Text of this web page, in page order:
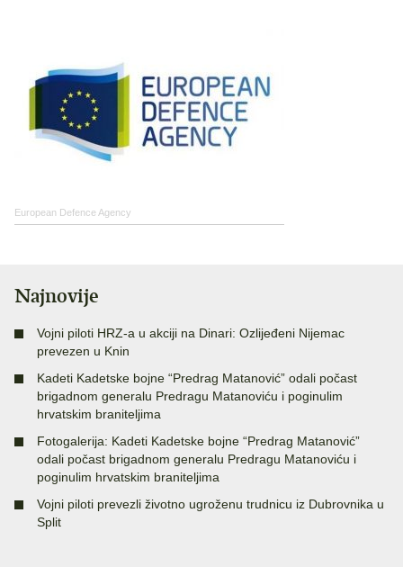
European Defence Agency
Najnovije
Vojni piloti HRZ-a u akciji na Dinari: Ozlijeđeni Nijemac
prevezen u Knin
Kadeti Kadetske bojne “Predrag Matanović” odali počast
brigadnom generalu Predragu Matanoviću i poginulim
hrvatskim braniteljima
Fotogalerija: Kadeti Kadetske bojne “Predrag Matanović”
odali počast brigadnom generalu Predragu Matanoviću i
poginulim hrvatskim braniteljima
Vojni piloti prevezli životno ugroženu trudnicu iz Dubrovnika u
Split